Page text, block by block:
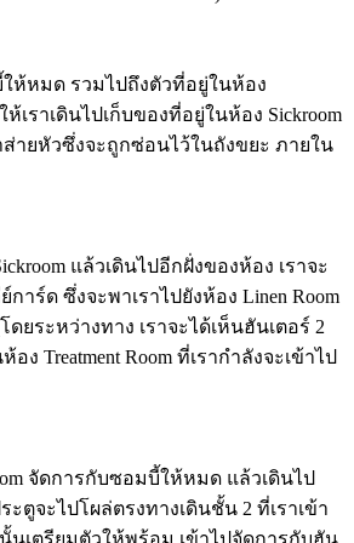
ห้หมด รวมไปถึงตัวที่อยู่ในห้อง
ห้เราเดินไปเก็บของที่อยู่ในห้อง Sickroom
ายหัวซึ่งจะถูกซ่อนไว้ในถังขยะ ภายใน
แล้วเดินไปอีกฝั่งของห้อง เราจะ
าร์ด ซึ่งจะพาเราไปยังห้อง Linen Room
โดยระหว่างทาง เราจะได้เห็นฮันเตอร์ 2
ง Treatment Room ที่เรากำลังจะเข้าไป
จัดการกับซอมบี้ให้หมด แล้วเดินไป
ตูจะไปโผล่ตรงทางเดินชั้น 2 ที่เราเข้า